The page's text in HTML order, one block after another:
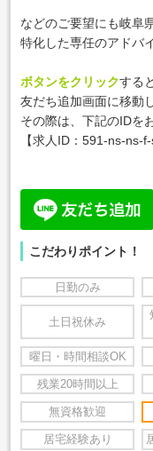
などのご要望にも岐阜
特化した専任のアドバ
ボタンをクリックする
友だち追加画面に移動
その際は、下記のIDを
【求人ID：591-ns-ns-
こだわりポイント！
日勤のみ
土日祝休み
曜日・時間相談OK
残業20時間以上
無資格歓迎
居宅経験あり